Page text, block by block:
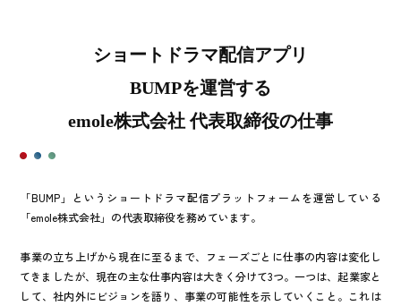
ショートドラマ配信アプリ
BUMPを運営する
emole株式会社 代表取締役の仕事
「BUMP」というショートドラマ配信プラットフォームを運営している
「emole株式会社」の代表取締役を務めています。
事業の立ち上げから現在に至るまで、フェーズごとに仕事の内容は変化し
てきましたが、現在の主な仕事内容は大きく分けて3つ。一つは、起業家と
して、社内外にビジョンを語り、事業の可能性を示していくこと。これは